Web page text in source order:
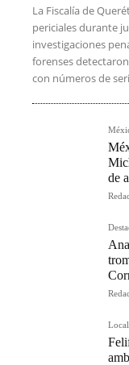
La Fiscalía de
periciales durante
investigaciones
forenses
con números de
de
Local